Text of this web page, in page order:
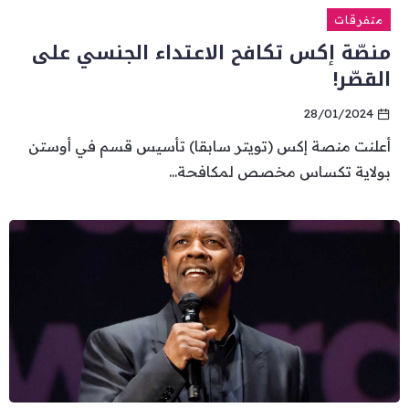
متفرقات
منصّة إكس تكافح الاعتداء الجنسي على
القصّر!
28/01/2024
أعلنت منصة إكس (تويتر سابقا) تأسيس قسم في أوستن
بولاية تكساس مخصص لمكافحة...